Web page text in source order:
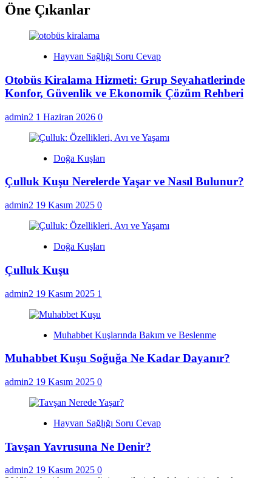
Öne Çıkanlar
Hayvan Sağlığı Soru Cevap
Otobüs Kiralama Hizmeti: Grup Seyahatlerinde
Konfor, Güvenlik ve Ekonomik Çözüm Rehberi
admin2 1 Haziran 2026 0
Doğa Kuşları
Çulluk Kuşu Nerelerde Yaşar ve Nasıl Bulunur?
admin2 19 Kasım 2025 0
Doğa Kuşları
Çulluk Kuşu
admin2 19 Kasım 2025 1
Muhabbet Kuşlarında Bakım ve Beslenme
Muhabbet Kuşu Soğuğa Ne Kadar Dayanır?
admin2 19 Kasım 2025 0
Hayvan Sağlığı Soru Cevap
Tavşan Yavrusuna Ne Denir?
admin2 19 Kasım 2025 0